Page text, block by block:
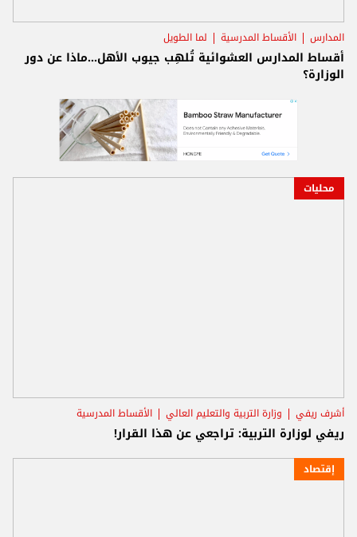
المدارس الأقساط المدرسية لما الطويل
أقساط المدارس العشوائية تُلهِب جيوب الأهل...ماذا عن دور
الوزارة؟
محليات
أشرف ريفي وزارة التربية والتعليم العالي الأقساط المدرسية
ريفي لوزارة التربية: تراجعي عن هذا القرار!
إقتصاد